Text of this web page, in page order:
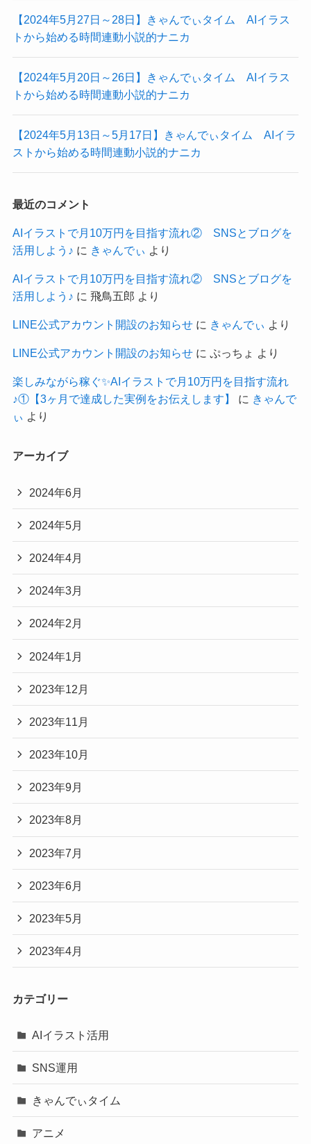
【2024年5月27日～28日】きゃんでぃタイム AIイラス
トから始める時間連動小説的ナニカ
【2024年5月20日～26日】きゃんでぃタイム AIイラス
トから始める時間連動小説的ナニカ
【2024年5月13日～5月17日】きゃんでぃタイム AIイラ
ストから始める時間連動小説的ナニカ
最近のコメント
AIイラストで月10万円を目指す流れ② SNSとブログを
活用しよう♪ に きゃんでぃ より
AIイラストで月10万円を目指す流れ② SNSとブログを
活用しよう♪ に 飛鳥五郎 より
LINE公式アカウント開設のお知らせに きゃんでぃ より
LINE公式アカウント開設のお知らせに ぷっちょ より
楽しみながら稼ぐ✨AIイラストで月10万円を目指す流れ
♪①【3ヶ月で達成した実例をお伝えします】
に きゃんで
ぃ より
アーカイブ
2024年6月
2024年5月
2024年4月
2024年3月
2024年2月
2024年1月
2023年12月
2023年11月
2023年10月
2023年9月
2023年8月
2023年7月
2023年6月
2023年5月
2023年4月
カテゴリー
AIイラスト活用
SNS運用
きゃんでぃタイム
アニメ